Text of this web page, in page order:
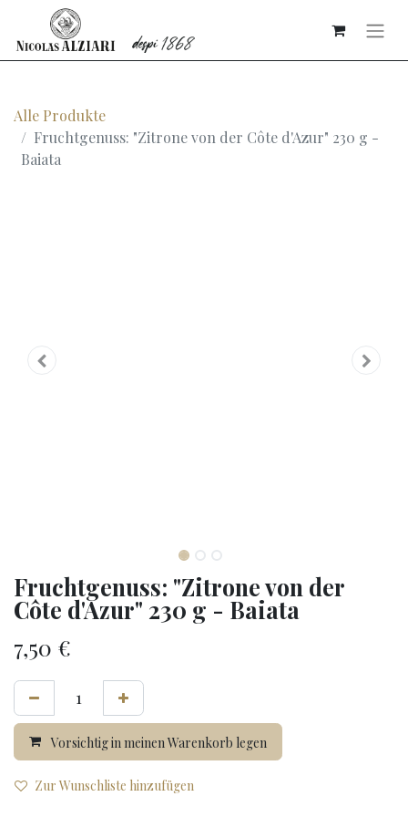
Alle Produkte
Fruchtgenuss: "Zitrone von der Côte d'Azur" 230 g -
Baiata
Fruchtgenuss: "Zitrone von der
Côte d'Azur" 230 g - Baiata
7,50 €
Vorsichtig in meinen Warenkorb legen
Zur Wunschliste hinzufügen